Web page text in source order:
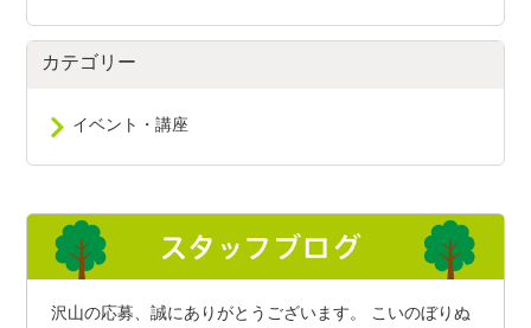
カテゴリー
イベント・講座
沢山の応募、誠にありがとうございます。 こいのぼりぬ